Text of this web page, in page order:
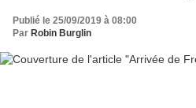
Publié le 25/09/2019 à 08:00
Par Robin Burglin